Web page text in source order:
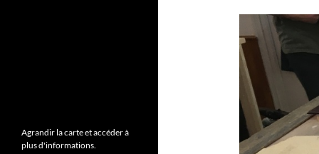
Agrandir la carte et accéder à
plus d'informations.